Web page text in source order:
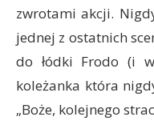
zwrotami akcji.
jednej z ostatnich
do łódki Frodo (i
koleżanka która
„Boże, kolejnego